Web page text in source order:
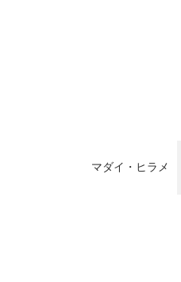
マダイ・ヒラメ